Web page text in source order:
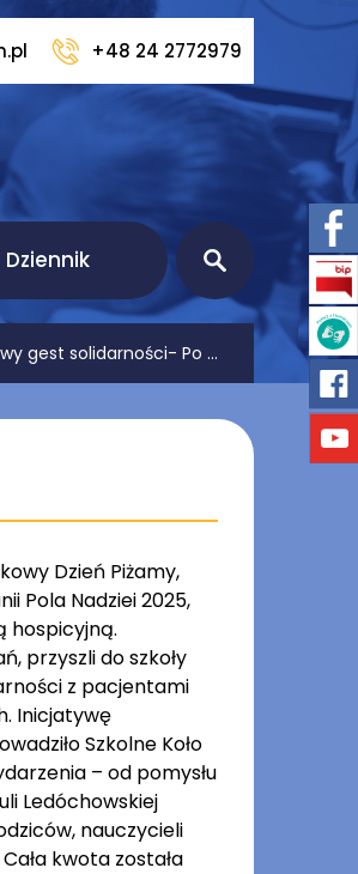
+48 24 2772979
Dziennik
gest solidarności- Po ...
Dzień Piżamy,
Pola Nadziei 2025,
hospicyjną.
przyszli do szkoły
z pacjentami
Inicjatywę
Szkolne Koło
– od pomysłu
Ledóchowskiej
nauczycieli
kwota została